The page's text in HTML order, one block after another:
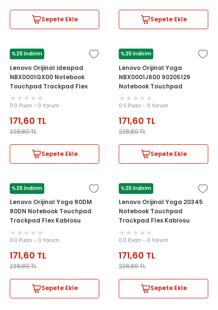
Sepete Ekle Sepete Ekle
%25 İndirim
LENOVO
Lenovo Orijinal ideapad
NBX0001GX00 Notebook
Touchpad Trackpad Flex
Kablosu
0.0 Puan - 0 Yorum
171,60 TL
228,80TL
Sepete Ekle
%25 İndirim
LENOVO
Lenovo Orijinal Yoga
NBX0001J600 90205129
Notebook Touchpad
Trackpad Flex Kablosu
0.0 Puan - 0 Yorum
171,60 TL
228,80TL
Sepete Ekle
%25 İndirim
LENOVO
Lenovo Orijinal Yoga 80DM
80DN Notebook Touchpad
Trackpad Flex Kablosu
0.0 Puan - 0 Yorum
171,60 TL
228,80TL
Sepete Ekle
%25 İndirim
LENOVO
Lenovo Orijinal Yoga 20345
Notebook Touchpad
Trackpad Flex Kablosu
0.0 Puan - 0 Yorum
171,60 TL
228,80TL
Sepete Ekle